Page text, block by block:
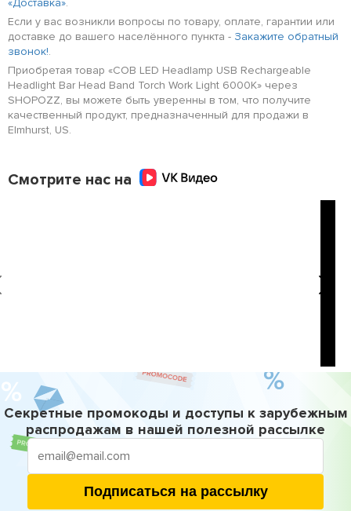
«Доставка».
Если у вас возникли вопросы по товару, оплате, гарантии или
доставке до вашего населённого пункта - Закажите обратный
звонок!.
Приобретая товар «COB LED Headlamp USB Rechargeable
Headlight Bar Head Band Torch Work Light 6000K» через
SHOPOZZ, вы можете быть уверенны в том, что получите
качественный продукт, предназначенный для продажи в
Elmhurst, US.
Смотрите нас на
Секретные промокоды и доступы к зарубежным
распродажам в нашей полезной рассылке
Подписаться на рассылку